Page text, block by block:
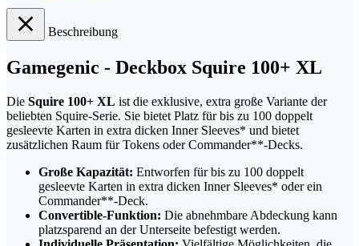
Beschreibung
Gamegenic - Deckbox Squire 100+ XL
Die Squire 100+ XL ist die exklusive, extra große Variante der
beliebten Squire-Serie. Sie bietet Platz für bis zu 100 doppelt
gesleevte Karten in extra dicken Inner Sleeves* und bietet
zusätzlichen Raum für Tokens oder Commander**-Decks.
Große Kapazität: Entworfen für bis zu 100 doppelt
gesleevte Karten in extra dicken Inner Sleeves* oder ein
Commander**-Deck.
Convertible-Funktion: Die abnehmbare Abdeckung kann
platzsparend an der Unterseite befestigt werden.